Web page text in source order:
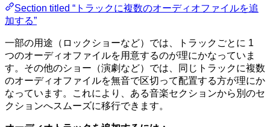
Section titled “トラックに複数のオーディオファイルを追
加する”
一部の用途（ロックショーなど）では、トラックごとに 1
つのオーディオファイルを用意するのが理にかなっていま
す。その他のショー（演劇など）では、同じトラックに複数
のオーディオファイルを無音で区切って配置する方が理にか
なっています。これにより、ある音楽セクションから別のセ
クションへスムーズに移行できます。